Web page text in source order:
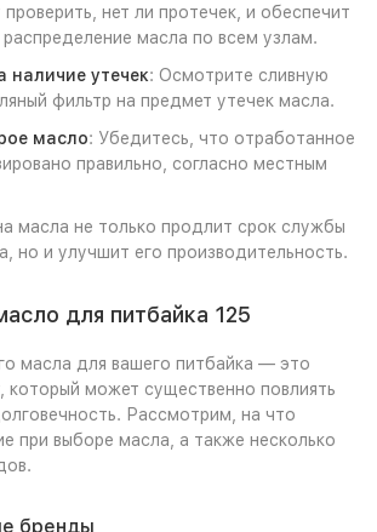
нет ли протечек, и обеспечит
масла по всем узлам.
наличие утечек: Осмотрите сливную
фильтр на предмет утечек масла.
масло: Убедитесь, что отработанное
правильно, согласно местным
масла не только продлит срок службы
но и улучшит его производительность.
для питбайка 125
масла для вашего питбайка — это
который может существенно повлиять
Рассмотрим, на что
при выборе масла, а также несколько
бренды